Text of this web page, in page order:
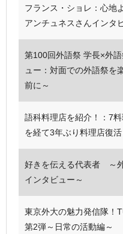
フランス・ショレ：心地
アンチュネスさんインタ
第100回外語祭 学長×外
ュー：対面での外語祭を
前に～
語科料理店を紹介！：7
を経て3年ぶり料理店復活
好きを伝える代表者 ～
インタビュー～
東京外大の魅力発信隊！
第2弾～日常の活動編～